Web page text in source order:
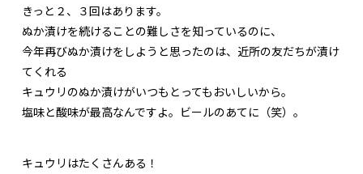
きっと２、３回はあります。
ぬか漬けを続けることの難しさを知っているのに、
今年再びぬか漬けをしようと思ったのは、近所の友だちが漬け
てくれる
キュウリのぬか漬けがいつもとってもおいしいから。
塩味と酸味が最高なんですよ。ビールのあてに（笑）。
キュウリはたくさんある！